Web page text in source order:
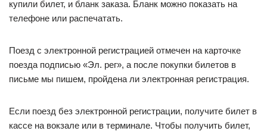
купили билет, и бланк заказа. Бланк можно показать на
телефоне или распечатать.
Поезд с электронной регистрацией отмечен на карточке
поезда подписью «Эл. рег», а после покупки билетов в
письме мы пишем, пройдена ли электронная регистрация.
Если поезд без электронной регистрации, получите билет в
кассе на вокзале или в терминале. Чтобы получить билет,